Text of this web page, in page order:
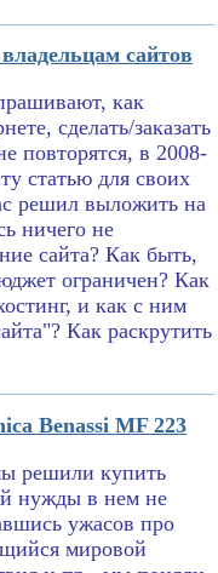
сайтов
как
сделать/заказать
повторятся, в 2008-
статью для своих
решил выложить на
ничего не
сайта? Как быть,
ограничен? Как
и как с ним
Как раскрутить
Benassi MF 223
решили купить
нужды в нем не
ужасов про
мировой